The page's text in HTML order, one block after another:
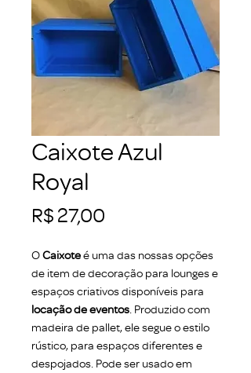
Caixote Azul
Royal
R$ 27,00
OCaixoteé uma das nossas opções
de item de decoração para lounges e
espaços criativos disponíveis para
locação de eventos. Produzido com
madeira de pallet, ele segue o estilo
rústico, para espaços diferentes e
despojados. Pode ser usado em